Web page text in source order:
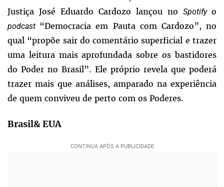
Justiça José Eduardo Cardozo lançou no Spotify o
podcast “Democracia em Pauta com Cardozo”, no
qual “propõe sair do comentário superficial e trazer
uma leitura mais aprofundada sobre os bastidores
do Poder no Brasil”. Ele próprio revela que poderá
trazer mais que análises, amparado na experiência
de quem conviveu de perto com os Poderes.
Brasil& EUA